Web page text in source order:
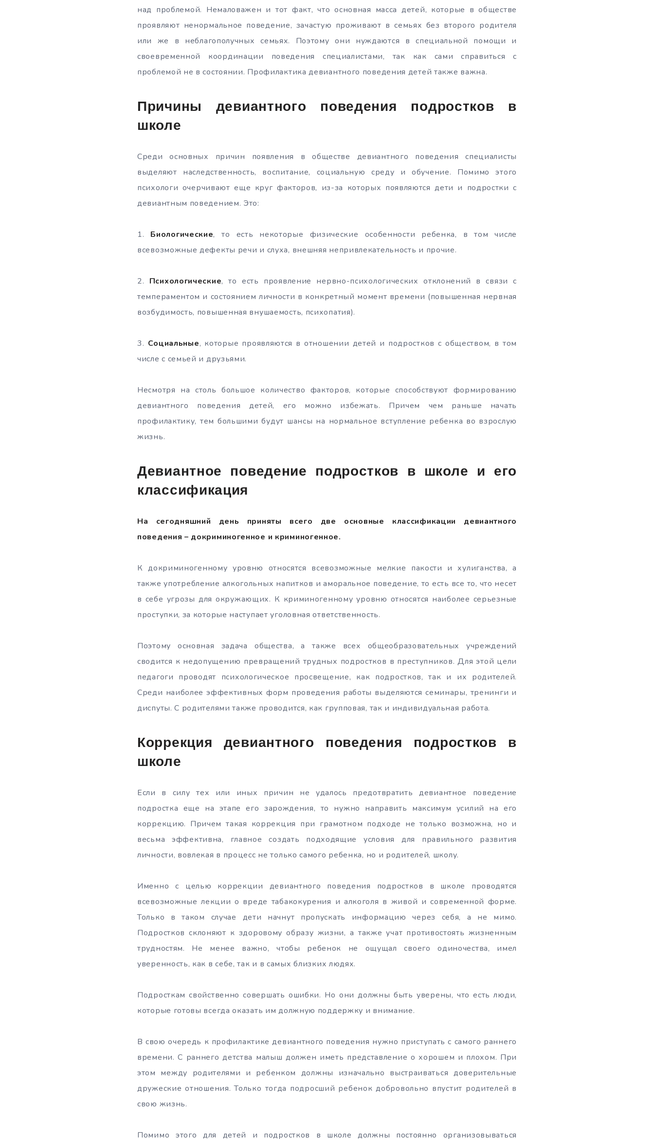
над проблемой. Немаловажен и тот факт, что основная масса детей, которые в обществе
проявляют ненормальное поведение, зачастую проживают в семьях без второго родителя
или же в неблагополучных семьях. Поэтому они нуждаются в специальной помощи и
своевременной координации поведения специалистами, так как сами справиться с
проблемой не в состоянии. Профилактика девиантного поведения детей также важна.
Причины девиантного поведения подростков в
школе
Среди основных причин появления в обществе девиантного поведения специалисты
выделяют наследственность, воспитание, социальную среду и обучение. Помимо этого
психологи очерчивают еще круг факторов, из-за которых появляются дети и подростки с
девиантным поведением. Это:
1. Биологические, то есть некоторые физические особенности ребенка, в том числе
всевозможные дефекты речи и слуха, внешняя непривлекательность и прочие.
2. Психологические, то есть проявление нервно-психологических отклонений в связи с
темпераментом и состоянием личности в конкретный момент времени (повышенная нервная
возбудимость, повышенная внушаемость, психопатия).
3. Социальные, которые проявляются в отношении детей и подростков с обществом, в том
числе с семьей и друзьями.
Несмотря на столь большое количество факторов, которые способствуют формированию
девиантного поведения детей, его можно избежать. Причем чем раньше начать
профилактику, тем большими будут шансы на нормальное вступление ребенка во взрослую
жизнь.
Девиантное поведение подростков в школе и его
классификация
На сегодняшний день приняты всего две основные классификации девиантного
поведения – докриминогенное и криминогенное.
К докриминогенному уровню относятся всевозможные мелкие пакости и хулиганства, а
также употребление алкогольных напитков и аморальное поведение, то есть все то, что несет
в себе угрозы для окружающих. К криминогенному уровню относятся наиболее серьезные
проступки, за которые наступает уголовная ответственность.
Поэтому основная задача общества, а также всех общеобразовательных учреждений
сводится к недопущению превращений трудных подростков в преступников. Для этой цели
педагоги проводят психологическое просвещение, как подростков, так и их родителей.
Среди наиболее эффективных форм проведения работы выделяются семинары, тренинги и
диспуты. С родителями также проводится, как групповая, так и индивидуальная работа.
Коррекция девиантного поведения подростков в
школе
Если в силу тех или иных причин не удалось предотвратить девиантное поведение
подростка еще на этапе его зарождения, то нужно направить максимум усилий на его
коррекцию. Причем такая коррекция при грамотном подходе не только возможна, но и
весьма эффективна, главное создать подходящие условия для правильного развития
личности, вовлекая в процесс не только самого ребенка, но и родителей, школу.
Именно с целью коррекции девиантного поведения подростков в школе проводятся
всевозможные лекции о вреде табакокурения и алкоголя в живой и современной форме.
Только в таком случае дети начнут пропускать информацию через себя, а не мимо.
Подростков склоняют к здоровому образу жизни, а также учат противостоять жизненным
трудностям. Не менее важно, чтобы ребенок не ощущал своего одиночества, имел
уверенность, как в себе, так и в самых близких людях.
Подросткам свойственно совершать ошибки. Но они должны быть уверены, что есть люди,
которые готовы всегда оказать им должную поддержку и внимание.
В свою очередь к профилактике девиантного поведения нужно приступать с самого раннего
времени. С раннего детства малыш должен иметь представление о хорошем и плохом. При
этом между родителями и ребенком должны изначально выстраиваться доверительные
дружеские отношения. Только тогда подросший ребенок добровольно впустит родителей в
свою жизнь.
Помимо этого для детей и подростков в школе должны постоянно организовываться